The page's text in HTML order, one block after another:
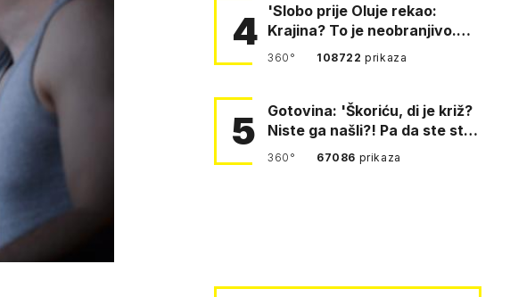
4
'Slobo prije Oluje rekao:
Krajina? To je neobranjivo.
Tuđmana zvao Krivousti'
360° 108722prikaza
5
Gotovina: 'Škoriću, di je križ?
Niste ga našli?! Pa da ste stali
i pitali fratr…
360° 67086 prikaza